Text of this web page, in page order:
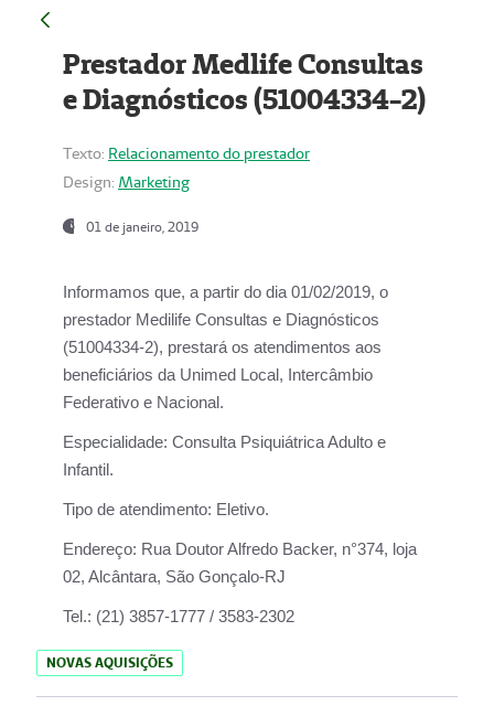
Prestador Medlife Consultas
e Diagnósticos (51004334-2)
Texto: Relacionamento do prestador
Design: Marketing
01 de janeiro, 2019
Informamos que, a partir do dia 01/02/2019, o
prestador Medilife Consultas e Diagnósticos
(51004334-2), prestará os atendimentos aos
beneficiários da Unimed Local, Intercâmbio
Federativo e Nacional.
Especialidade: Consulta Psiquiátrica Adulto e
Infantil.
Tipo de atendimento: Eletivo.
Endereço: Rua Doutor Alfredo Backer, n°374, loja
02, Alcântara, São Gonçalo-RJ
Tel.: (21) 3857-1777 / 3583-2302
NOVAS AQUISIÇÕES